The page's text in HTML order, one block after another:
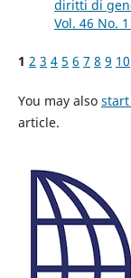
diritti di
Vol. 46 No.
1 2 3 4 5 6 7 8 9 10
You may also
article.